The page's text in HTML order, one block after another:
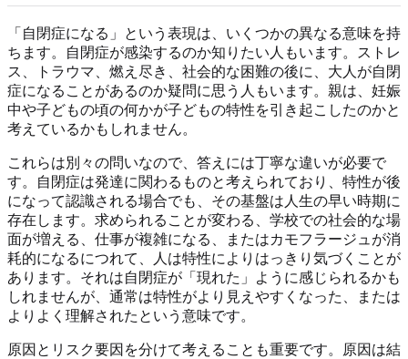
「自閉症になる」という表現は、いくつかの異なる意味を持
ちます。自閉症が感染するのか知りたい人もいます。ストレ
ス、トラウマ、燃え尽き、社会的な困難の後に、大人が自閉
症になることがあるのか疑問に思う人もいます。親は、妊娠
中や子どもの頃の何かが子どもの特性を引き起こしたのかと
考えているかもしれません。
これらは別々の問いなので、答えには丁寧な違いが必要で
す。自閉症は発達に関わるものと考えられており、特性が後
になって認識される場合でも、その基盤は人生の早い時期に
存在します。求められることが変わる、学校での社会的な場
面が増える、仕事が複雑になる、またはカモフラージュが消
耗的になるにつれて、人は特性によりはっきり気づくことが
あります。それは自閉症が「現れた」ように感じられるかも
しれませんが、通常は特性がより見えやすくなった、または
よりよく理解されたという意味です。
原因とリスク要因を分けて考えることも重要です。原因は結